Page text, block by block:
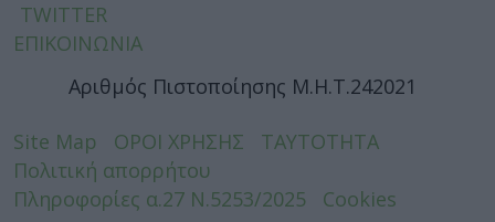
TWITTER
ΕΠΙΚΟΙΝΩΝΙΑ
Αριθμός Πιστοποίησης Μ.Η.Τ.242021
Site Map ΟΡΟΙ ΧΡΗΣΗΣ
ΤΑΥΤΟΤΗΤΑ
Πολιτική απορρήτου
Πληροφορίες α.27 Ν.5253/2025
Cookies